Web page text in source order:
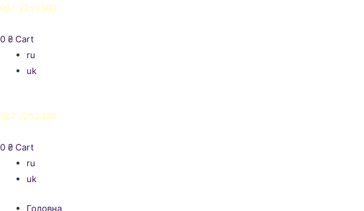
067 2253300
0 ₴ Cart
ru
uk
067 2253300
0 ₴ Cart
ru
uk
Головна